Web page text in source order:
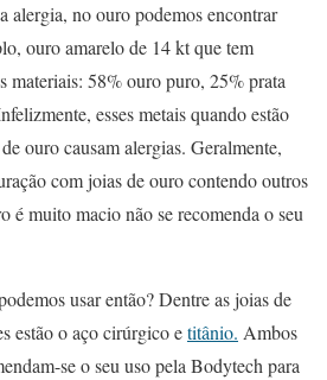
alergia, no ouro podemos encontrar
ouro amarelo de 14 kt que tem
materiais: 58% ouro puro, 25% prata
esses metais quando estão
ouro causam alergias. Geralmente,
com joias de ouro contendo outros
é muito macio não se recomenda o seu
usar então? Dentre as joias de
estão o aço cirúrgico etitânio. Ambos
se o seu uso pela Bodytech para